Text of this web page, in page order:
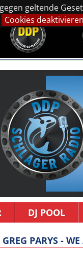
geltende
Cookies deaktivieren
DJ POOL
PARYS -